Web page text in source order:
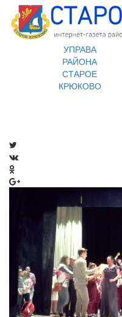
УПРАВА
РАЙОНА
СТАРОЕ
КРЮКОВО